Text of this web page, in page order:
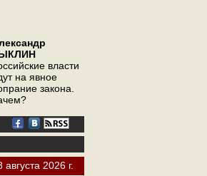
власти
на явное
закона.
августа 2026 г.